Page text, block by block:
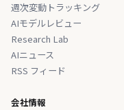
週次変動トラッキング
AIモデルレビュー
Research Lab
AIニュース
RSS フィード
会社情報